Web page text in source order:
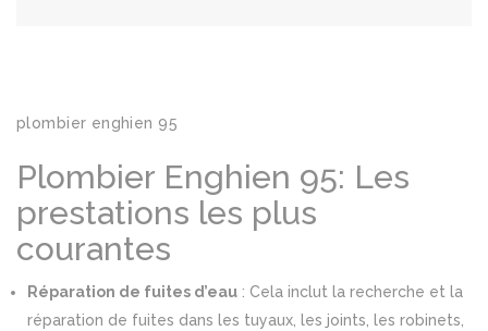
plombier enghien 95
Plombier Enghien 95: Les
prestations les plus
courantes
Réparation de fuites d’eau : Cela inclut la recherche et la
réparation de fuites dans les tuyaux, les joints, les robinets,